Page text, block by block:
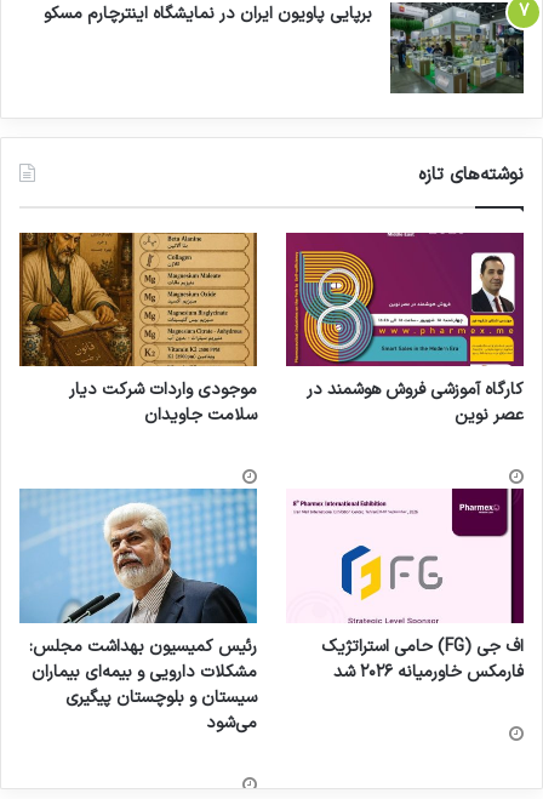
برپایی پاویون ایران در نمایشگاه اینترچارم مسکو
نوشته‌های تازه
کارگاه آموزشی فروش هوشمند در
عصر نوین
موجودی واردات شرکت دیار
سلامت جاویدان
اف جی (FG) حامی استراتژیک
فارمکس خاورمیانه ۲۰۲۶ شد
رئیس کمیسیون بهداشت مجلس:
مشکلات دارویی و بیمه‌ای بیماران
سیستان و بلوچستان پیگیری
می‌شود